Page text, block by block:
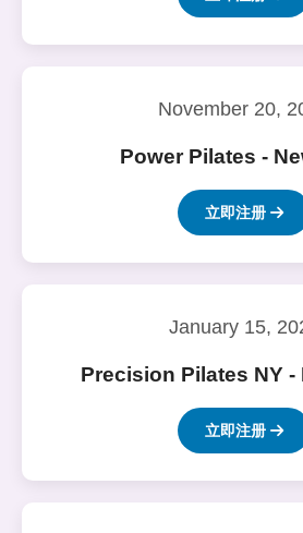
November 20,
Power Pilates -
立即注册
January 15,
Precision Pilates NY
立即注册